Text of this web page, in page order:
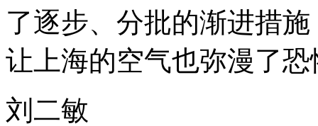
了逐步、分批的渐进措
让上海的空气也弥漫了
刘二敏